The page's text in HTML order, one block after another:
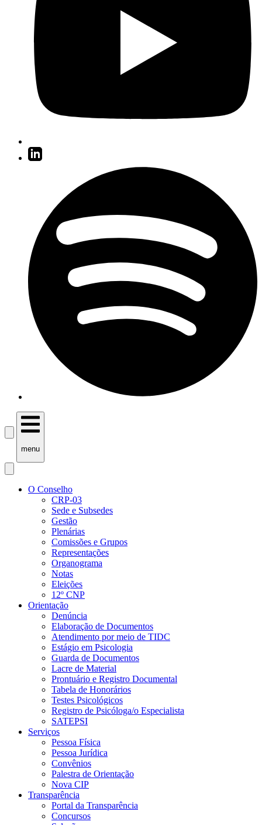
menu
O Conselho
CRP-03
Sede e Subsedes
Gestão
Plenárias
Comissões e Grupos
Representações
Organograma
Notas
Eleições
12º CNP
Orientação
Denúncia
Elaboração de Documentos
Atendimento por meio de TIDC
Estágio em Psicologia
Guarda de Documentos
Lacre de Material
Prontuário e Registro Documental
Tabela de Honorários
Testes Psicológicos
Registro de Psicóloga/o Especialista
SATEPSI
Serviços
Pessoa Física
Pessoa Jurídica
Convênios
Palestra de Orientação
Nova CIP
Transparência
Portal da Transparência
Concursos